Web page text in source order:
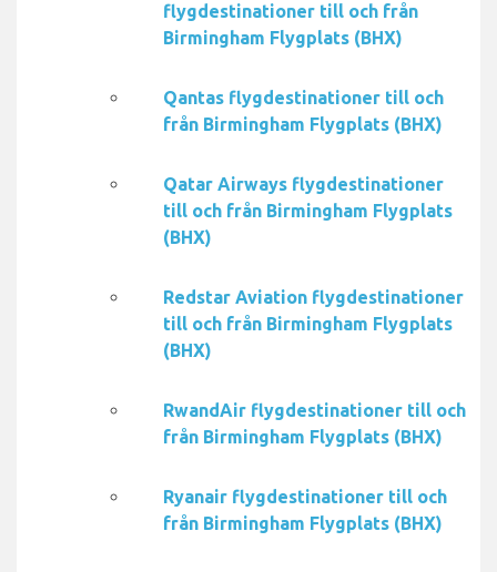
flygdestinationer till och från
Birmingham Flygplats (BHX)
Qantas flygdestinationer till och
från Birmingham Flygplats (BHX)
Qatar Airways flygdestinationer
till och från Birmingham Flygplats
(BHX)
Redstar Aviation flygdestinationer
till och från Birmingham Flygplats
(BHX)
RwandAir flygdestinationer till och
från Birmingham Flygplats (BHX)
Ryanair flygdestinationer till och
från Birmingham Flygplats (BHX)